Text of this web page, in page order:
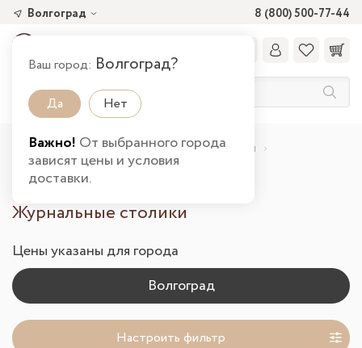
8 (800) 500-77-44
Волгоград
Ваш город: Волгоград?
Да Нет
Важно! От выбранного города
зависят цены и условия
доставки.
Главная Каталог товаров
Столы и стулья
Журнальные столики в Волгограде
Журнальные столики
Цены указаны для города
Настроить фильтр